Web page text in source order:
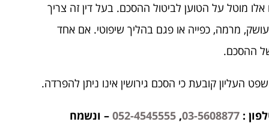
מוטל על הטוען לביטול ההסכם. בעל דין זה צריך
עושק, מרמה, כפייה או פגם בהליך שיפוטי. אם אחד
ההסכם.
העליון קובעת כי הסכם גירושין אינו ניתן להפרדה.
:
03-5608877
,
052-4545555 – ונשמח